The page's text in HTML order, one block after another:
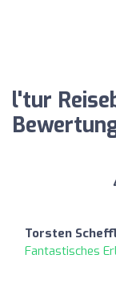
l'tur
Torsten
Fantastisches